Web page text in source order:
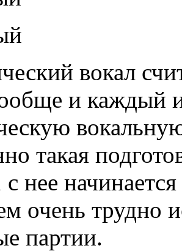
вокал
и каждый
такая
нее
очень трудно
партии.